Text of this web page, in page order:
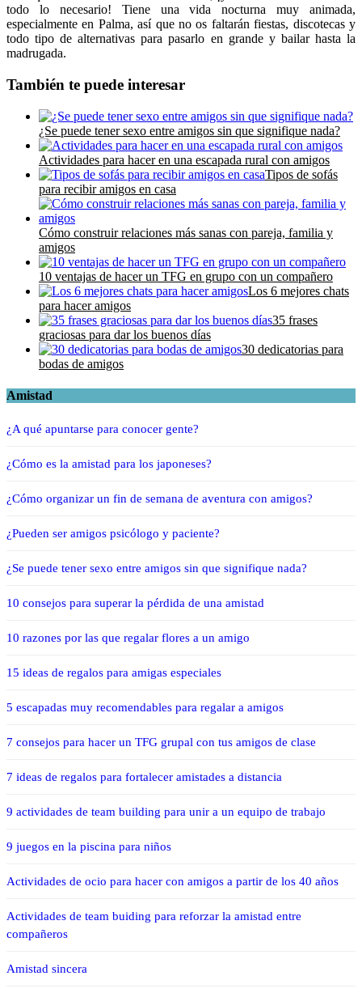
todo lo necesario! Tiene una vida nocturna muy animada,
especialmente en Palma, así que no os faltarán fiestas, discotecas y
todo tipo de alternativas para pasarlo en grande y bailar hasta la
madrugada.
También te puede interesar
¿Se puede tener sexo entre amigos sin que signifique nada?
Actividades para hacer en una escapada rural con amigos
Tipos de sofás
para recibir amigos en casa
Cómo construir relaciones más sanas con pareja, familia y
amigos
10 ventajas de hacer un TFG en grupo con un compañero
Los 6 mejores chats
para hacer amigos
35 frases
graciosas para dar los buenos días
30 dedicatorias para
bodas de amigos
Amistad
¿A qué apuntarse para conocer gente?
¿Cómo es la amistad para los japoneses?
¿Cómo organizar un fin de semana de aventura con amigos?
¿Pueden ser amigos psicólogo y paciente?
¿Se puede tener sexo entre amigos sin que signifique nada?
10 consejos para superar la pérdida de una amistad
10 razones por las que regalar flores a un amigo
15 ideas de regalos para amigas especiales
5 escapadas muy recomendables para regalar a amigos
7 consejos para hacer un TFG grupal con tus amigos de clase
7 ideas de regalos para fortalecer amistades a distancia
9 actividades de team building para unir a un equipo de trabajo
9 juegos en la piscina para niños
Actividades de ocio para hacer con amigos a partir de los 40 años
Actividades de team buiding para reforzar la amistad entre
compañeros
Amistad sincera